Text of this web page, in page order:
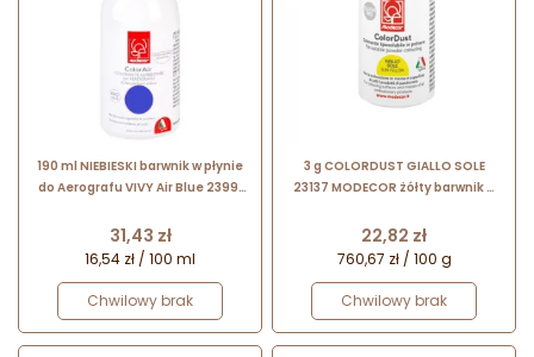
190 ml NIEBIESKI barwnik w płynie
do Aerografu VIVY Air Blue 23991
Cena
31,43 zł
16,54 zł / 100 ml
Chwilowy brak
3 g COLORDUST GIALLO SOLE
23137 MODECOR żółty barwnik w
Cena
22,82 zł
760,67 zł / 100 g
Chwilowy brak